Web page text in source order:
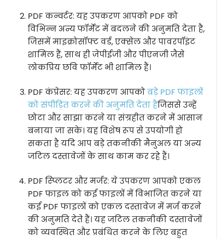
PDF कन्वर्टर: यह उपकरण आपको PDF को
विभिन्न अन्य फॉर्मेट में बदलने की अनुमति देता है,
जिसमें माइक्रोसॉफ्ट वर्ड, एक्सेल और पावरपॉइंट
शामिल हैं, साथ ही जेपीईजी और पीएनजी जैसे
लोकप्रिय छवि फॉर्मेट भी शामिल हैं।
PDF कंप्रेसर: यह उपकरण आपकोबड़े PDF फाइलों
को संपीड़ित करने की अनुमति देता हैजिससे उन्हें
छोटा और साझा करने या संग्रहीत करने में आसान
बनाया जा सके। यह विशेष रूप से उपयोगी हो
सकता है यदि आप बड़े तकनीकी मैनुअल या अन्य
जटिल दस्तावेजों के साथ काम कर रहे हैं।
PDF स्प्लिटर और मर्जर: ये उपकरण आपको एकल
PDF फाइल को कई फाइलों में विभाजित करने या
कई PDF फाइलों को एकल दस्तावेज में मर्ज करने
की अनुमति देते हैं। यह जटिल तकनीकी दस्तावेजों
को व्यवस्थित और प्रबंधित करने के लिए बहुत